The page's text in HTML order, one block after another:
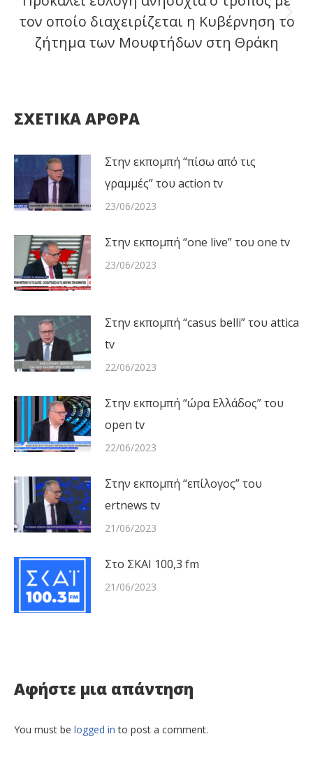
Next
post:
τον οποίο διαχειρίζεται η Κυβέρνηση το
ζήτημα των Μουφτήδων στη Θράκη
ΣΧΕΤΙΚΑ ΑΡΘΡΑ
Στην εκπομπή “πίσω από τις
γραμμές” του action tv
23/06/2023
Στην εκπομπή “one live” του one tv
23/06/2023
Στην εκπομπή “casus belli” του attica
tv
22/06/2023
Στην εκπομπή “ώρα Ελλάδος” του
open tv
22/06/2023
Στην εκπομπή “επίλογος” του
ertnews tv
21/06/2023
Στο ΣΚΑΙ 100,3 fm
21/06/2023
Αφήστε μια απάντηση
You must be logged in to post a comment.